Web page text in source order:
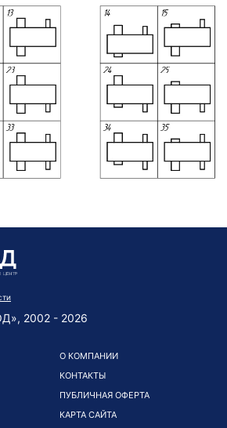
2002 - 2026
О КОМПАНИИ
КОНТАКТЫ
ПУБЛИЧНАЯ ОФЕРТА
КАРТА САЙТА